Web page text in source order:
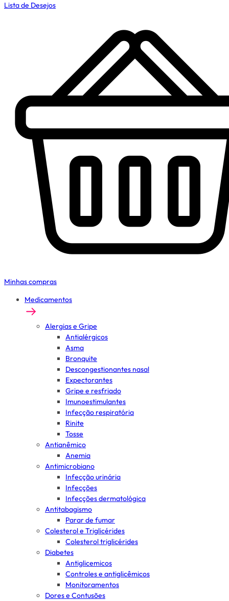
Lista de Desejos
Minhas compras
Medicamentos
Alergias e Gripe
Antialérgicos
Asma
Bronquite
Descongestionantes nasal
Expectorantes
Gripe e resfriado
Imunoestimulantes
Infecção respiratória
Rinite
Tosse
Antianêmico
Anemia
Antimicrobiano
Infecção urinária
Infecções
Infecções dermatológica
Antitabagismo
Parar de fumar
Colesterol e Triglicérides
Colesterol triglicérides
Diabetes
Antiglicemicos
Controles e antiglicêmicos
Monitoramentos
Dores e Contusões